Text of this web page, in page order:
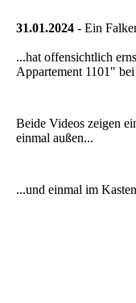
31.01.2024 - Ein
...hat offensichtlich
Appartement 1101"
Beide Videos zeigen
einmal außen...
...und einmal im